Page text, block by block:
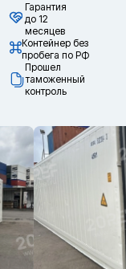
Гарантия
до 12
месяцев
Контейнер без
пробега по РФ
Прошел
таможенный
контроль